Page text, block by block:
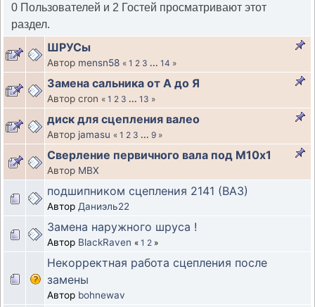
0 Пользователей и 2 Гостей просматривают этот
раздел.
ШРУСы
Автор mensn58 « 1 2 3 ... 14 »
Замена сальника от А до Я
Автор cron « 1 2 3 ... 13 »
диск для сцепления валео
Автор jamasu « 1 2 3 ... 9 »
Сверление первичного вала под М10х1
Автор MBX
подшипником сцепления 2141 (ВАЗ)
Автор Даниэль22
Замена наружного шруса !
Автор BlackRaven « 1 2 »
Некорректная работа сцепления после
замены
Автор bohnewav